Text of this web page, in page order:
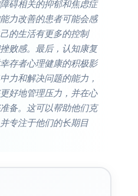
碍相关的抑郁和焦虑症
力改善的患者可能会感
的生活有更多的控制
败感。最后，认知康复
存者心理健康的积极影
力和解决问题的能力，
好地管理压力，并在心
备。这可以帮助他们克
专注于他们的长期目